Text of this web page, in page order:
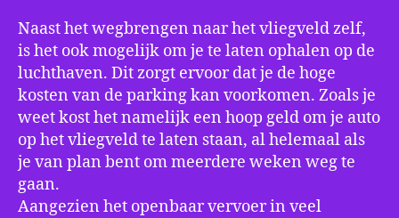
Naast het wegbrengen naar het vliegveld zelf,
is het ook mogelijk om je te laten ophalen op de
luchthaven. Dit zorgt ervoor dat je de hoge
kosten van de parking kan voorkomen. Zoals je
weet kost het namelijk een hoop geld om je auto
op het vliegveld te laten staan, al helemaal als
je van plan bent om meerdere weken weg te
gaan.
Aangezien het openbaar vervoer in veel